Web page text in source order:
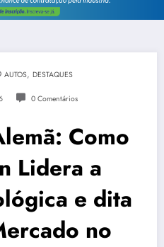
AUTOS, DESTAQUES
0 Comentários
Como
Lidera a
e dita
no